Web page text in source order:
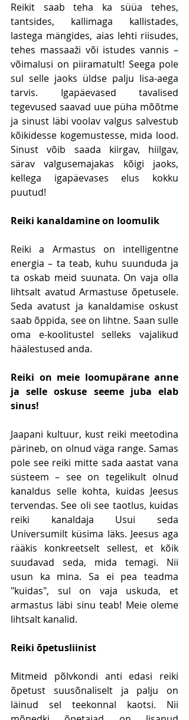
Reikit saab teha ka süüa tehes,
tantsides, kallimaga kallistades,
lastega mängides, aias lehti riisudes,
tehes massaaži või istudes vannis –
võimalusi on piiramatult! Seega pole
sul selle jaoks üldse palju lisa-aega
tarvis. Igapäevased tavalised
tegevused saavad uue püha mõõtme
ja sinust läbi voolav valgus salvestub
kõikidesse kogemustesse, mida lood.
Sinust võib saada kiirgav, hiilgav,
särav valgusemajakas kõigi jaoks,
kellega igapäevases elus kokku
puutud!
Reiki kanaldamine on loomulik
Reiki a Armastus on intelligentne
energia – ta teab, kuhu suunduda ja
ta oskab meid suunata. On vaja olla
lihtsalt avatud Armastuse õpetusele.
Seda avatust ja kanaldamise oskust
saab õppida, see on lihtne. Saan sulle
oma e-koolitustel selleks vajalikud
häälestused anda.
Reiki on meie loomupärane anne
ja selle oskuse seeme juba elab
sinus!
Jaapani kultuur, kust reiki meetodina
pärineb, on olnud väga range. Samas
pole see reiki mitte sada aastat vana
süsteem – see on tegelikult olnud
kanaldus selle kohta, kuidas Jeesus
tervendas. See oli see taotlus, kuidas
reiki kanaldaja Usui seda
Universumilt küsima läks. Jeesus aga
rääkis konkreetselt sellest, et kõik
suudavad seda, mida temagi. Nii
usun ka mina. Sa ei pea teadma
"kuidas", sul on vaja uskuda, et
armastus läbi sinu teab! Meie oleme
lihtsalt kanalid.
Reiki õpetusliinist
Mitmeid põlvkondi anti edasi reiki
õpetust suusõnaliselt ja palju on
läinud sel teekonnal kaotsi. Nii